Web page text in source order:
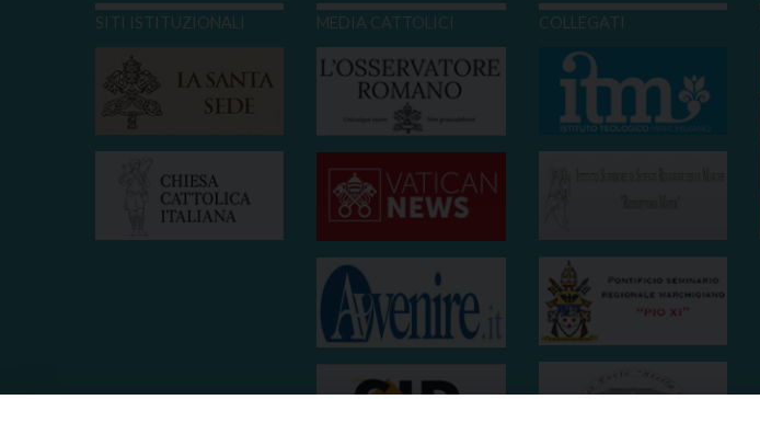
SITI ISTITUZIONALI MEDIA CATTOLICI COLLEGATI